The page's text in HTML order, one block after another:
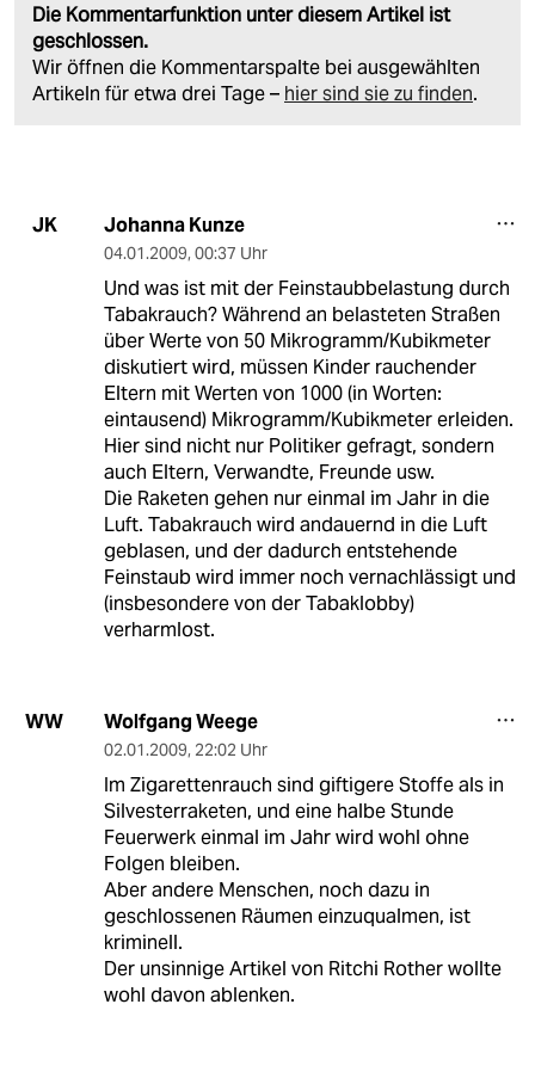
Die Kommentarfunktion unter diesem Artikel ist
geschlossen.
Wir öffnen die Kommentarspalte bei ausgewählten
Artikeln für etwa drei Tage – hier sind sie zu finden.
JK Johanna Kunze
04.01.2009, 00:37 Uhr
Und was ist mit der Feinstaubbelastung durch
Tabakrauch? Während an belasteten Straßen
über Werte von 50 Mikrogramm/Kubikmeter
diskutiert wird, müssen Kinder rauchender
Eltern mit Werten von 1000 (in Worten:
eintausend) Mikrogramm/Kubikmeter erleiden.
Hier sind nicht nur Politiker gefragt, sondern
auch Eltern, Verwandte, Freunde usw.
Die Raketen gehen nur einmal im Jahr in die
Luft. Tabakrauch wird andauernd in die Luft
geblasen, und der dadurch entstehende
Feinstaub wird immer noch vernachlässigt und
(insbesondere von der Tabaklobby)
verharmlost.
WW Wolfgang Weege
02.01.2009, 22:02 Uhr
Im Zigarettenrauch sind giftigere Stoffe als in
Silvesterraketen, und eine halbe Stunde
Feuerwerk einmal im Jahr wird wohl ohne
Folgen bleiben.
Aber andere Menschen, noch dazu in
geschlossenen Räumen einzuqualmen, ist
kriminell.
Der unsinnige Artikel von Ritchi Rother wollte
wohl davon ablenken.